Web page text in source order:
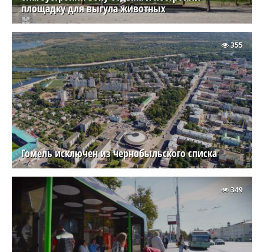
площадку для выгула животных
Гомель исключен из чернобыльского списка
355
349